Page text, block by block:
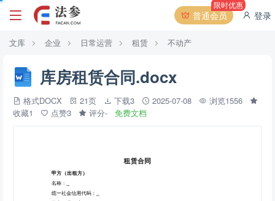
普通会员
限时优惠
登录
文库 企业 日常运营 租赁 不动产
库房租赁合同.docx
格式DOCX 21页 下载3 2025-07-08
浏览1556
收藏1
点赞3 评分- 免费文档